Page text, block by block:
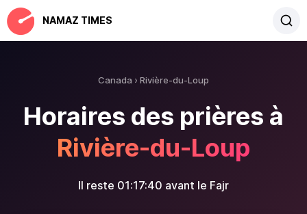
NAMAZ TIMES
Canada Rivière-du-Loup
Horaires des prières à
Rivière-du-Loup
Il reste 01:17:39 avant le Fajr